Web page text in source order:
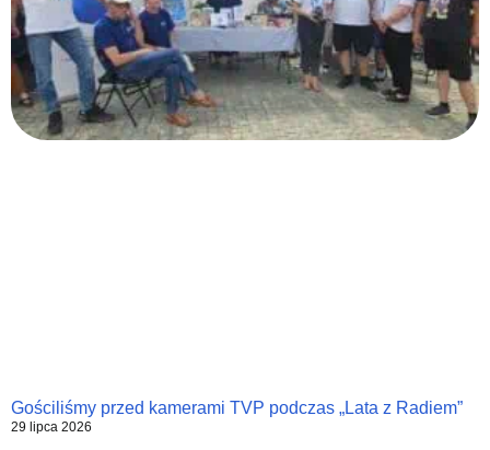
Gościliśmy przed kamerami TVP podczas „Lata z Radiem”
29 lipca 2026